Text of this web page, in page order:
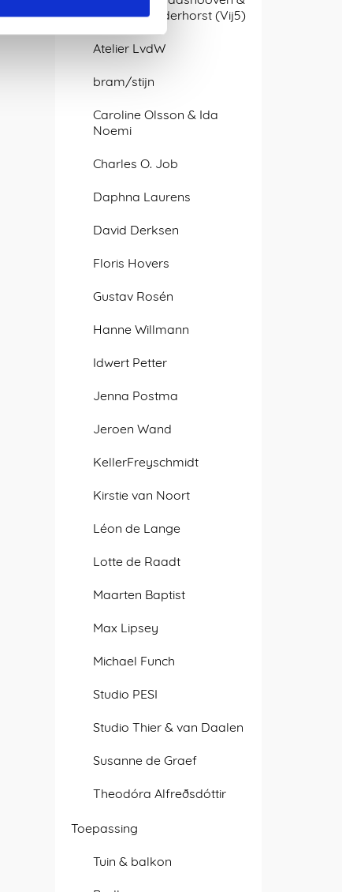
Anieke Branderhorst (Vij5)
Atelier LvdW
bram/stijn
Caroline Olsson & Ida
Noemi
Charles O. Job
Daphna Laurens
David Derksen
Floris Hovers
Gustav Rosén
Hanne Willmann
Idwert Petter
Jenna Postma
Jeroen Wand
KellerFreyschmidt
Kirstie van Noort
Léon de Lange
Lotte de Raadt
Maarten Baptist
Max Lipsey
Michael Funch
Studio PESI
Studio Thier & van Daalen
Susanne de Graef
Theodóra Alfreðsdóttir
Toepassing
Tuin & balkon